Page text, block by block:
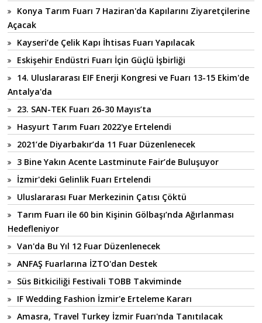
Konya Tarım Fuarı 7 Haziran'da Kapılarını Ziyaretçilerine
Açacak
Kayseri’de Çelik Kapı İhtisas Fuarı Yapılacak
Eskişehir Endüstri Fuarı İçin Güçlü İşbirliği
14. Uluslararası EIF Enerji Kongresi ve Fuarı 13-15 Ekim'de
Antalya'da
23. SAN-TEK Fuarı 26-30 Mayıs’ta
Hasyurt Tarım Fuarı 2022'ye Ertelendi
2021’de Diyarbakır’da 11 Fuar Düzenlenecek
3 Bine Yakın Acente Lastminute Fair’de Buluşuyor
İzmir'deki Gelinlik Fuarı Ertelendi
Uluslararası Fuar Merkezinin Çatısı Çöktü
Tarım Fuarı ile 60 bin Kişinin Gölbaşı’nda Ağırlanması
Hedefleniyor
Van'da Bu Yıl 12 Fuar Düzenlenecek
ANFAŞ Fuarlarına İZTO'dan Destek
Süs Bitkiciliği Festivali TOBB Takviminde
IF Wedding Fashion İzmir'e Erteleme Kararı
Amasra, Travel Turkey İzmir Fuarı'nda Tanıtılacak